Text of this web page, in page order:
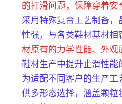
的打滑问题，保障穿着安
采用特殊复合工艺制备，
性强，与各类鞋材基材相
材原有的力学性能、外观
鞋材生产中提升止滑性能
为适配不同客户的生产工
供多形态选择，涵盖颗粒